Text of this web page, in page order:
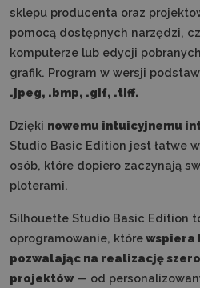
sklepu producenta oraz
pomocą dostępnych narzędzi,
komputerze lub edycji
grafik. Program w wersji
.jpeg, .bmp, .gif, .tiff.
Dzięki nowemu intuicyjnemu
Studio Basic Edition jest łatwe
osób, które dopiero zaczynają
ploterami.
Silhouette Studio Basic Edition
oprogramowanie, którewspiera
pozwalając na realizację
projektów— od